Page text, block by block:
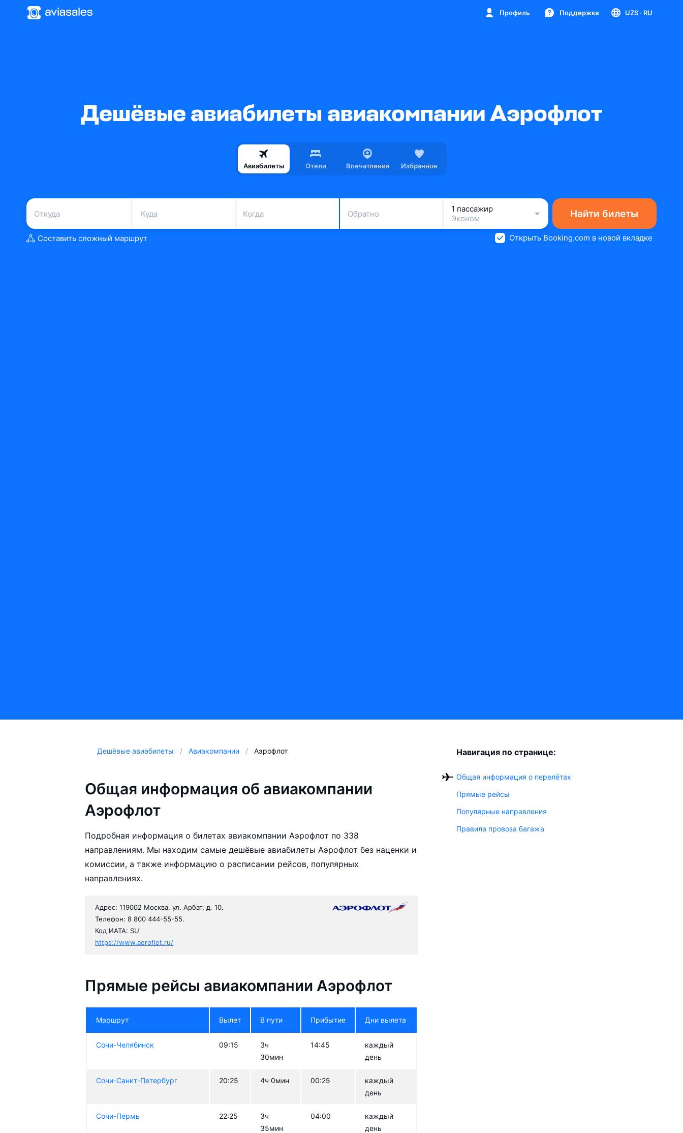
Профиль Поддержка UZS · RU
Дешёвые авиабилеты авиакомпании Аэрофлот
Авиабилеты Отели Впечатления Избранное
Когда Обратно
1 пассажир
Эконом
Найти билеты
Составить сложный маршрут Открыть Booking.com в новой вкладке
Дешёвые авиабилеты Авиакомпании Аэрофлот
Общая информация об авиакомпании
Аэрофлот
Подробная информация о билетах авиакомпании Аэрофлот по 338
направлениям. Мы находим самые дешёвые авиабилеты Аэрофлот без наценки и
комиссии, а также информацию о расписании рейсов, популярных
направлениях.
Адрес: 119002 Москва, ул. Арбат, д. 10.
Телефон: 8 800 444-55-55.
Код ИАТА: SU
https://www.aeroflot.ru/
Прямые рейсы авиакомпании Аэрофлот
Маршрут Вылет В пути Прибытие Дни вылета
Сочи-Челябинск 09:15
3ч
30мин
14:45
каждый
день
Сочи-Санкт-Петербург 20:25 4ч 0мин 00:25
каждый
день
Сочи-Пермь 22:25
3ч
35мин
04:00
каждый
день
Навигация по странице:
Общая информация о перелётах
Прямые рейсы
Популярные направления
Правила провоза багажа